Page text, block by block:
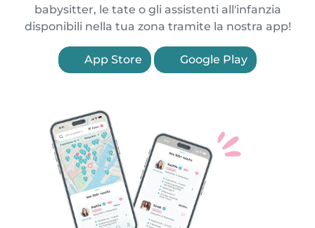
babysitter, le tate o gli assistenti all'infanzia
disponibili nella tua zona tramite la nostra app!
App Store Google Play